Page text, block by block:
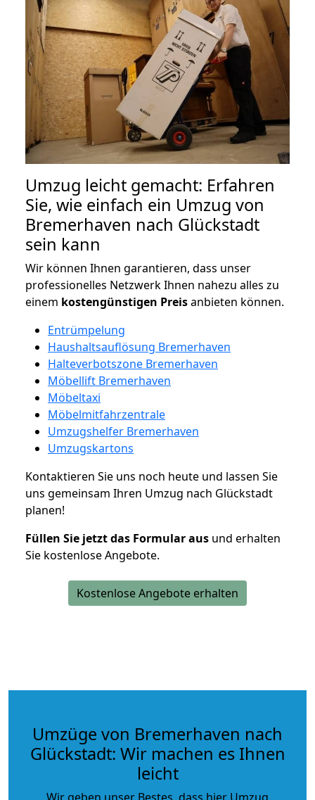
Umzug leicht gemacht: Erfahren
Sie, wie einfach ein Umzug von
Bremerhaven nach Glückstadt
sein kann
Wir können Ihnen garantieren, dass unser
professionelles Netzwerk Ihnen nahezu alles zu
einem kostengünstigen Preisanbieten können.
Entrümpelung
Haushaltsauflösung Bremerhaven
Halteverbotszone Bremerhaven
Möbellift Bremerhaven
Möbeltaxi
Möbelmitfahrzentrale
Umzugshelfer Bremerhaven
Umzugskartons
Kontaktieren Sie uns noch heute und lassen Sie
uns gemeinsam Ihren Umzug nach Glückstadt
planen!
Füllen Sie jetzt das Formular aus und erhalten
Sie kostenlose Angebote.
Kostenlose Angebote erhalten
Umzüge von Bremerhaven nach
Glückstadt: Wir machen es Ihnen
leicht
Wir geben unser Bestes, dass hier Umzug